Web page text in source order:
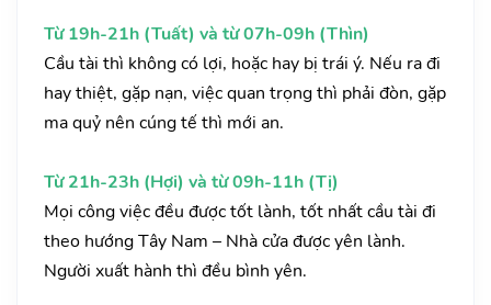
Từ 19h-21h (Tuất) và từ 07h-09h (Thìn)
Cầu tài thì không có lợi, hoặc hay bị trái ý. Nếu ra đi
hay thiệt, gặp nạn, việc quan trọng thì phải đòn, gặp
ma quỷ nên cúng tế thì mới an.
Từ 21h-23h (Hợi) và từ 09h-11h (Tị)
Mọi công việc đều được tốt lành, tốt nhất cầu tài đi
theo hướng Tây Nam – Nhà cửa được yên lành.
Người xuất hành thì đều bình yên.